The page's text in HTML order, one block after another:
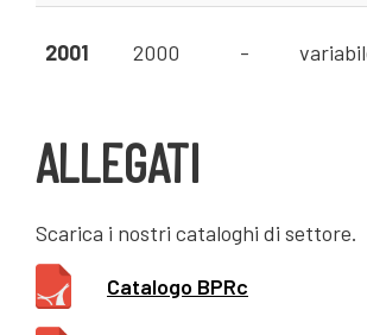
2001 2000 -
ALLEGATI
Scarica i nostri cataloghi di settore.
Catalogo BPRc